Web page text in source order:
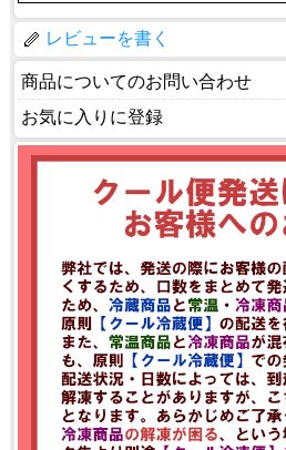
レビューを書く
商品についてのお問い合わせ
お気に入りに登録